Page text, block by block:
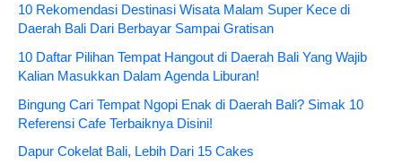
10 Rekomendasi Destinasi Wisata Malam Super Kece di
Daerah Bali Dari Berbayar Sampai Gratisan
10 Daftar Pilihan Tempat Hangout di Daerah Bali Yang Wajib
Kalian Masukkan Dalam Agenda Liburan!
Bingung Cari Tempat Ngopi Enak di Daerah Bali? Simak 10
Referensi Cafe Terbaiknya Disini!
Dapur Cokelat Bali, Lebih Dari 15 Cakes